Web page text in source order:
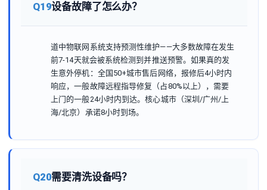
Q19设备故障了怎么办？
道中物联网系统支持预测性维护——大多数故障在发生
前7-14天就会被系统检测到并推送预警。如果真的发
生意外停机：全国50+城市售后网络，报修后4小时内
响应，一般故障远程指导修复（占80%以上），需要
上门的一般24小时内到达。核心城市（深圳/广州/上
海/北京）承诺8小时到场。
Q20需要清洗设备吗？